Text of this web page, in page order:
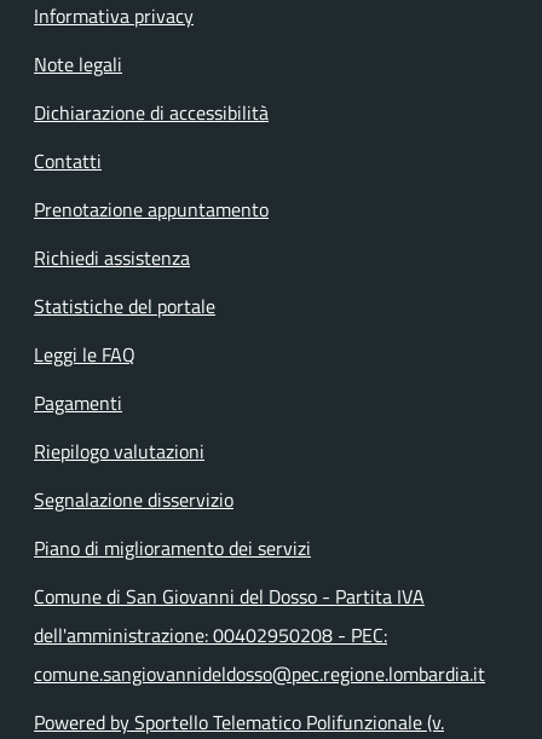
Informativa privacy
Note legali
Dichiarazione di accessibilità
Contatti
Prenotazione appuntamento
Richiedi assistenza
Statistiche del portale
Leggi le FAQ
Pagamenti
Riepilogo valutazioni
Segnalazione disservizio
Piano di miglioramento dei servizi
Comune di San Giovanni del Dosso - Partita IVA
dell'amministrazione: 00402950208 - PEC:
comune.sangiovannideldosso@pec.regione.lombardia.it
Powered by Sportello Telematico Polifunzionale (v.